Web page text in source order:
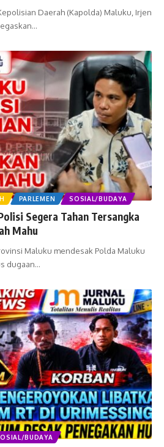
Daerah (Kapolda) Maluku, Irjen
…
PARLEMEN SOSIAL/BUDAYA
Segera Tahan Tersangka
Mahu
Maluku mendesak Polda Maluku
dugaan…
BUDAYA